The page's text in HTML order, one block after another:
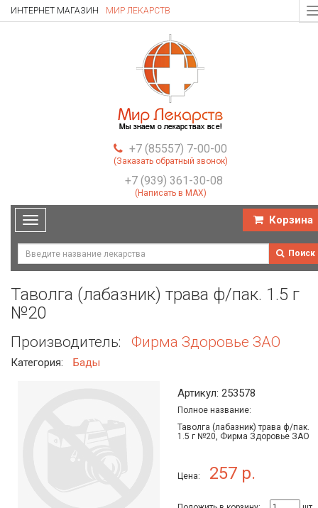
ИНТЕРНЕТ МАГАЗИН МИР ЛЕКАРСТВ
+7 (85557) 7-00-00
(Заказать обратный звонок)
+7 (939) 361-30-08
(Написать в MAX)
Toggle
navigation
Корзина
Поиск
Таволга (лабазник) трава ф/пак. 1.5 г
№20
Производитель: Фирма Здоровье ЗАО
Категория: Бады
Артикул: 253578
Полное название:
Таволга (лабазник) трава ф/пак.
1.5 г №20, Фирма Здоровье ЗАО
Цена: 257 р.